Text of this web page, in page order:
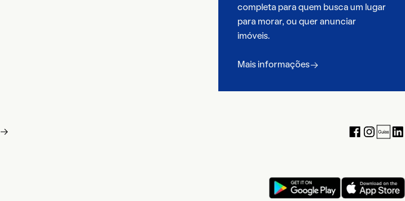
completa para quem busca um lugar
para morar, ou quer anunciar
imóveis.
Mais informações